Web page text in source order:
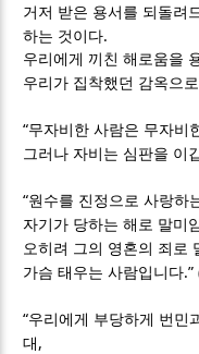
거저 받은 용서를 되돌려
하는 것이다.
우리에게 끼친 해로움을
우리가 집착했던 감옥으
“무자비한 사람은 무자비
그러나 자비는 심판을 이
“원수를 진정으로 사랑하
자기가 당하는 해로 말미
오히려 그의 영혼의 죄로
가슴 태우는 사람입니다.”
“우리에게 부당하게 번민
대 ,